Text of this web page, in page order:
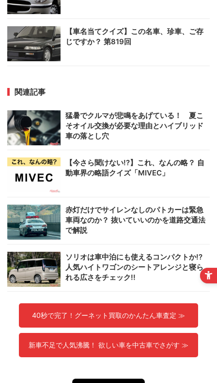
【車名当てクイズ】この名車、珍車、ご存
じですか？ 第819回
関連記事
猛暑でクルマが悲鳴をあげている！ 夏こ
そオイル交換が必要な理由とハイブリッド
車の落とし穴
【今さら聞けない!?】これ、なんの略？ 自
動車界の略語クイズ「MIVEC」
赤灯だけでサイレンなしのパトカーは緊急
車両なのか？ 抜いていいのかを道路交通法
で解説
ソリオは車中泊にも使えるコンパクトか!?
人気ハイトワゴンのシートアレンジと寝ら
れる広さをチェック!!
40秒で完了！グーネット買取のかんたん車査定 ≫
新車不足で人気沸騰！ 欲しい車を中古車でさがす ≫